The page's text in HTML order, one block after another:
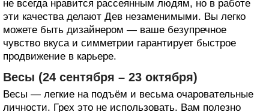
не всегда нравится рассеянным людям, но в работе
эти качества делают Дев незаменимыми. Вы легко
можете быть дизайнером — ваше безупречное
чувство вкуса и симметрии гарантирует быстрое
продвижение в карьере.
Весы (24 сентября – 23 октября)
Весы — легкие на подъём и весьма очаровательные
личности. Грех это не использовать. Вам полезно